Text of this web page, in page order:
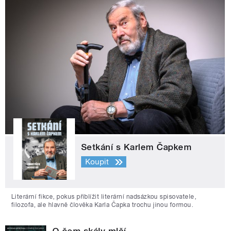
Setkání s Karlem Čapkem
Koupit
Literární fikce, pokus přiblížit literární nadsázkou spisovatele,
filozofa, ale hlavně člověka Karla Čapka trochu jinou formou.